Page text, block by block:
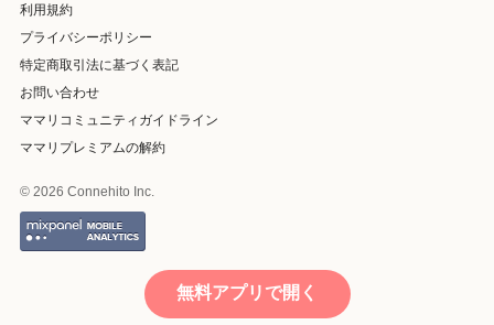
利用規約
プライバシーポリシー
特定商取引法に基づく表記
お問い合わせ
ママリコミュニティガイドライン
ママリプレミアムの解約
© 2026 Connehito Inc.
無料アプリで開く